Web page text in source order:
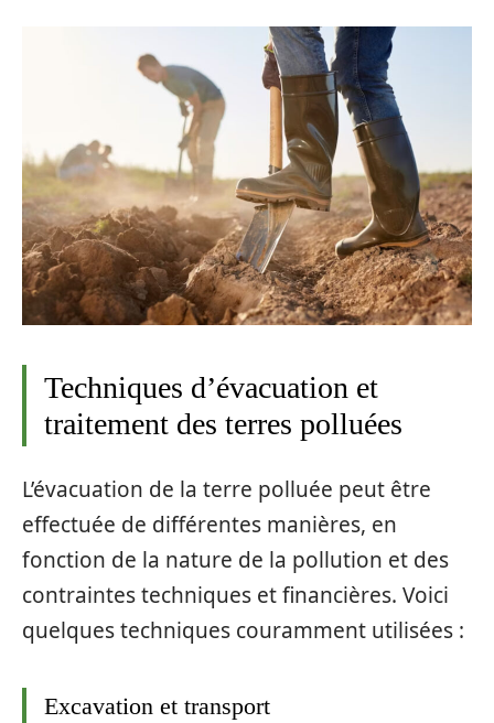
Techniques d’évacuation et
traitement des terres polluées
L’évacuation de la terre polluée peut être
effectuée de différentes manières, en
fonction de la nature de la pollution et des
contraintes techniques et financières. Voici
quelques techniques couramment utilisées :
Excavation et transport